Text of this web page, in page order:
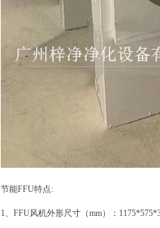
节能FFU特点:
1、FFU风机外形尺寸（mm）：